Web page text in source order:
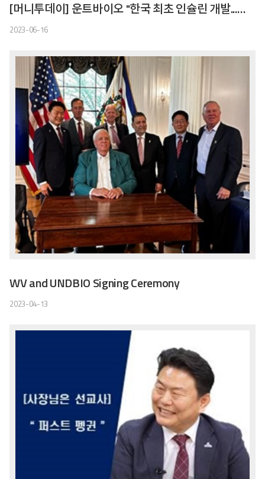
[머니투데이] 운트바이오 "한국 최초 인슐린 개발...美 상업생산 첫삽 뜬다"
2023-06-16
WV and UNDBIO Signing Ceremony
2023-04-13